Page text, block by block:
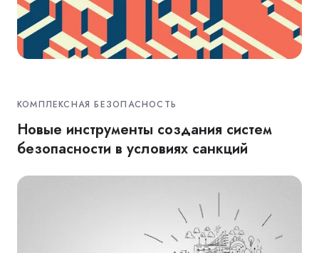
КОМПЛЕКСНАЯ БЕЗОПАСНОСТЬ
Новые инструменты создания систем
безопасности в условиях санкций